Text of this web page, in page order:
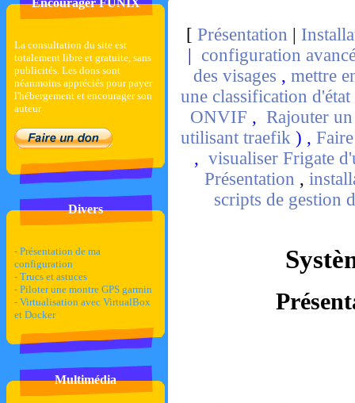
Encourager FUNIX
La consultation du site est
totalement libre et gratuite, sans
publicités. Les dons sont
néanmoins appréciés pour payer
l'hébergement et encourager son
auteur
Divers
- Présentation de ma
configuration
- Trucs et astuces
- Piloter une montre GPS garmin
- Virtualisation avec VirtualBox
et Docker
Multimédia
[ Présentation |
| configuration
des visages ,mettre
une classification d'état
ONVIF , Rajouter
utilisant traefik ) ,
, visualiser Frigate
Présentation ,
scripts de gestion